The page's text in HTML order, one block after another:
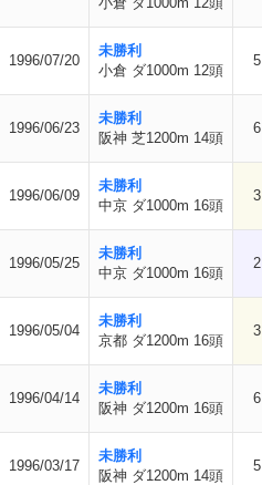
1996/07/20
未勝利
小倉 ダ1000m 12頭
5
1996/06/23
未勝利
阪神 芝1200m 14頭
6
1996/06/09
未勝利
中京 ダ1000m 16頭
3
1996/05/25
未勝利
中京 ダ1000m 16頭
2
1996/05/04
未勝利
京都 ダ1200m 16頭
3
1996/04/14
未勝利
阪神 ダ1200m 16頭
6
1996/03/17
未勝利
阪神 ダ1200m 14頭
5